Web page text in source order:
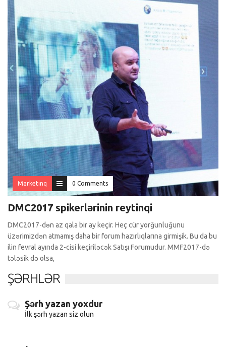
Marketinq 0 Comments
DMC2017 spikerlərinin reytinqi
DMC2017-dən az qala bir ay keçir. Heç cür yorğunluğunu
üzərimizdən atmamış daha bir forum hazırlıqlarına girmişik. Bu da bu
ilin fevral ayında 2-cisi keçiriləcək Satışı Forumudur. MMF2017-də
tələsik də olsa,
ŞƏRHLƏR
Şərh yazan yoxdur
İlk şərh yazan siz olun